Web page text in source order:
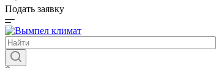
Подать заявку